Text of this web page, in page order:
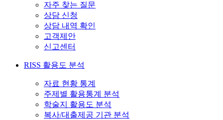
자주 찾는 질문
상담 신청
상담 내역 확인
고객제안
신고센터
RISS 활용도 분석
자료 현황 통계
주제별 활용통계 분석
학술지 활용도 분석
복사/대출제공 기관 분석